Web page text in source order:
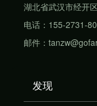
湖北省武汉市经开
电话：155-2731-
邮件：
发现